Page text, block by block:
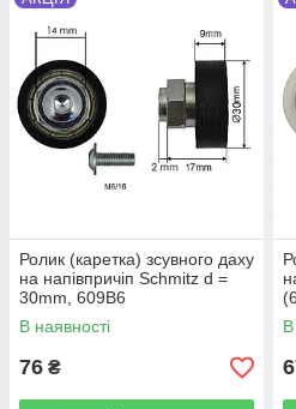
Ролик (каретка) зсувного даху
на напівпричіп Schmitz d =
30mm, 609B6
В наявності
76 ₴
В